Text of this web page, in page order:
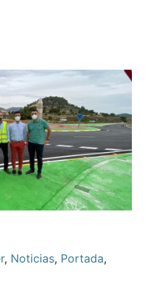
, Noticias, Portada,